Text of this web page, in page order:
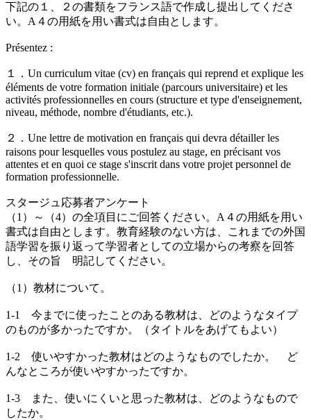
下記の１、２の書類をフランス語で作成し提出してくださ
い。A４の用紙を用い書式は自由とします。
Présentez :
１．Un curriculum vitae (cv) en français qui reprend et explique les
éléments de votre formation initiale (parcours universitaire) et les
activités professionnelles en cours (structure et type d'enseignement,
niveau, méthode, nombre d'étudiants, etc.).
２．Une lettre de motivation en français qui devra détailler les
raisons pour lesquelles vous postulez au stage, en précisant vos
attentes et en quoi ce stage s'inscrit dans votre projet personnel de
formation professionnelle.
スタージュ応募者アンケート
（1）～（4）の全項目にご回答ください。A４の用紙を用い
書式は自由とします。教育経験のない方は、これまでの外国
語学習を振り返って学習者としての立場からの考察を回答
し、その旨 明記してください。
（1）教材について。
1-1 今までに使ったことのある教材は、どのようなタイプ
のものが多かったですか。（タイトルをあげてもよい）
1-2 使いやすかった教材はどのようなものでしたか。 ど
んなところが使いやすかったですか。
1-3 また、使いにくいと思った教材は、どのようなもので
したか。